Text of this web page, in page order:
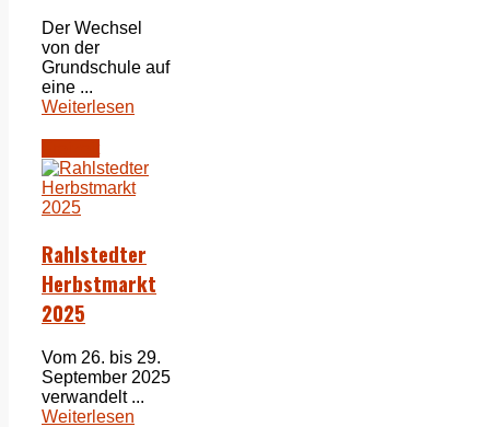
Der Wechsel
von der
Grundschule auf
eine ...
Weiterlesen
Rahlstedter
Herbstmarkt
2025
Vom 26. bis 29.
September 2025
verwandelt ...
Weiterlesen